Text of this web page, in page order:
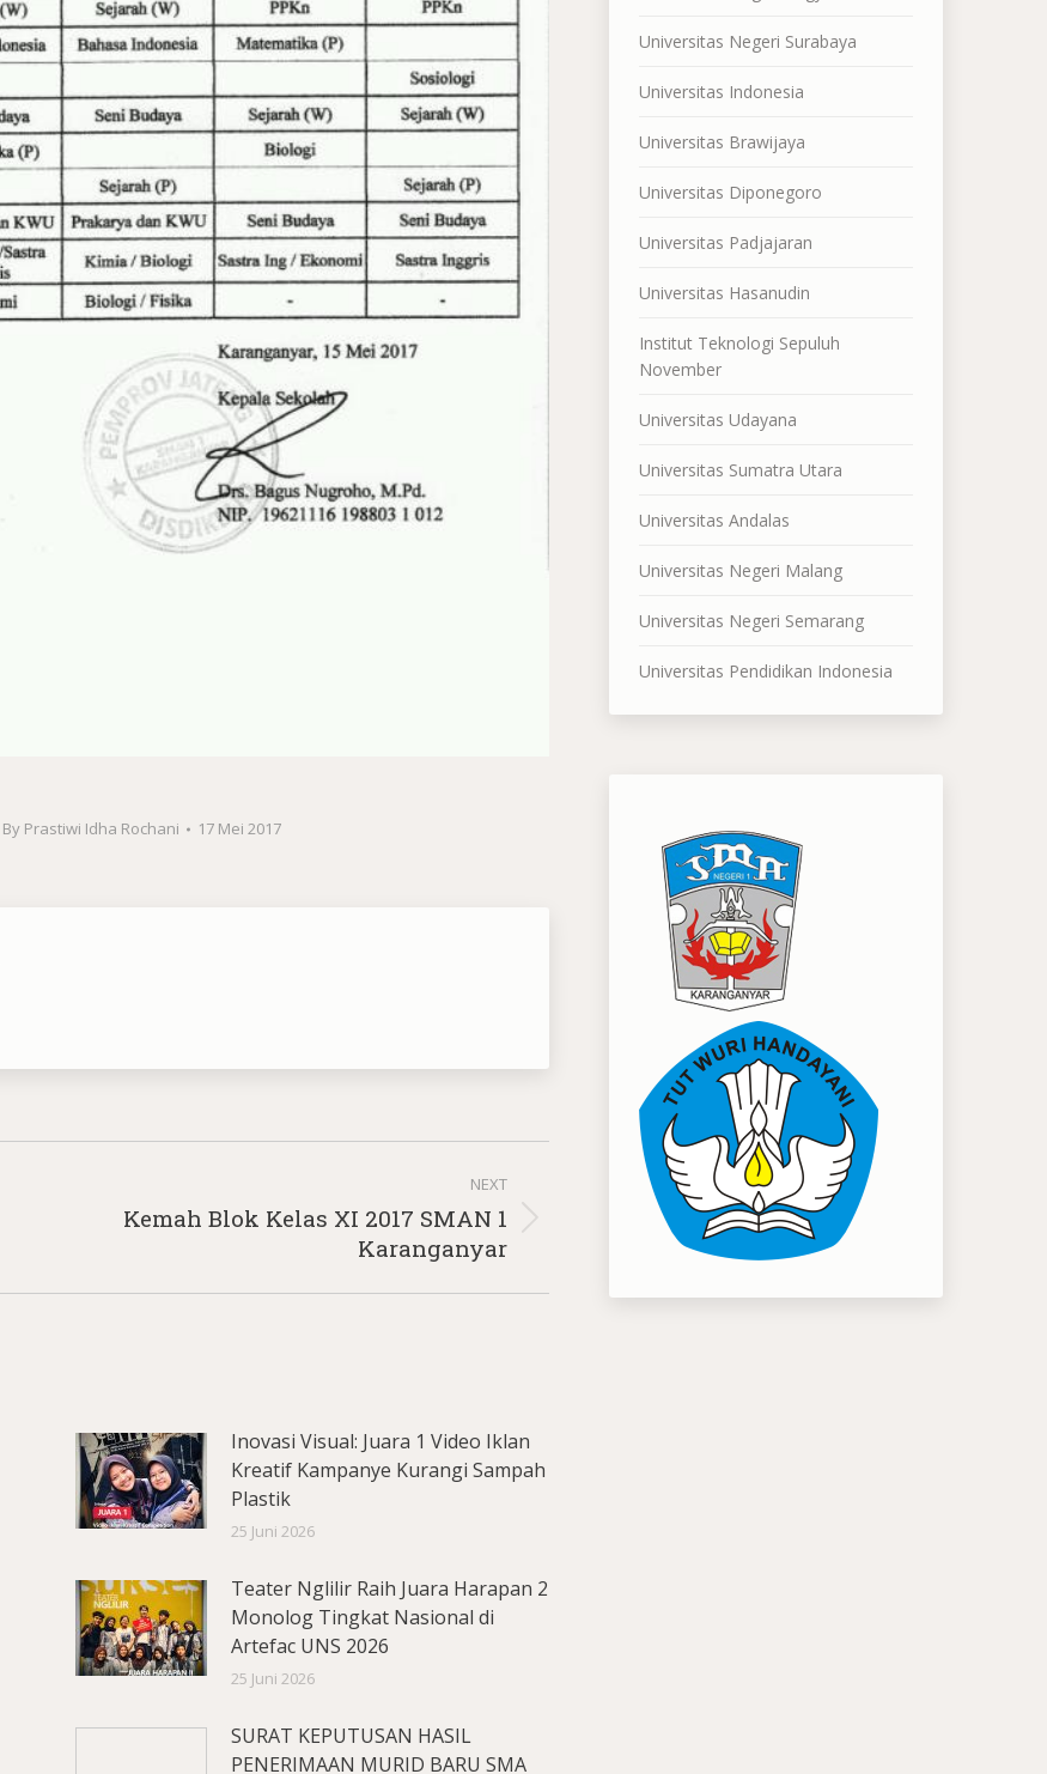
By Prastiwi Idha Rochani 17 Mei 2017
NEXT
Kemah Blok Kelas XI 2017 SMAN 1
Karanganyar
Inovasi Visual: Juara 1 Video Iklan
Kreatif Kampanye Kurangi Sampah
Plastik
25 Juni 2026
Teater Nglilir Raih Juara Harapan 2
Monolog Tingkat Nasional di
Artefac UNS 2026
25 Juni 2026
SURAT KEPUTUSAN HASIL
PENERIMAAN MURID BARU SMA
Universitas Negeri Surabaya
Universitas Indonesia
Universitas Brawijaya
Universitas Diponegoro
Universitas Padjajaran
Universitas Hasanudin
Institut Teknologi Sepuluh
November
Universitas Udayana
Universitas Sumatra Utara
Universitas Andalas
Universitas Negeri Malang
Universitas Negeri Semarang
Universitas Pendidikan Indonesia